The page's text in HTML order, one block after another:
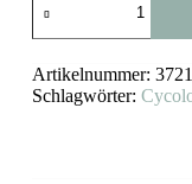
Fahrradhandschuhe
Spin
Menge
Artikelnummer:
Schlagwörter: